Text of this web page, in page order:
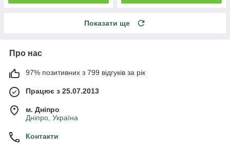
Показати ще
Про нас
97% позитивних з 799 відгуків за рік
Працює з 25.07.2013
м. Дніпро
Дніпро, Україна
Контакти